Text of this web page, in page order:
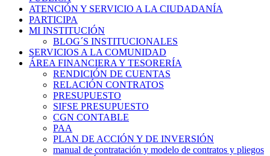
ATENCIÓN Y SERVICIO A LA CIUDADANÍA
PARTICIPA
MI INSTITUCIÓN
BLOG´S INSTITUCIONALES
SERVICIOS A LA COMUNIDAD
ÁREA FINANCIERA Y TESORERÍA
RENDICIÓN DE CUENTAS
RELACIÓN CONTRATOS
PRESUPUESTO
SIFSE PRESUPUESTO
CGN CONTABLE
PAA
PLAN DE ACCIÓN Y DE INVERSIÓN
manual de contratación y modelo de contratos y pliegos